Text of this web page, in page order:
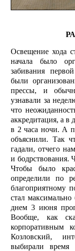
Освещение хода
начала было
забивания
были
прессы, и
узнавали за
что
аккредитация, а в
в 2 часа ночи. А
объяснили. Так
гадали, отчего
и бодрствования.
Чтобы было
определили по
благоприятному
стал
днем 3 июня
Вообще, как
корпоративным
Козловский,
выбирали время